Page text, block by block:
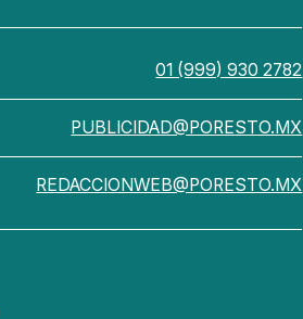
01 (999) 930 2782
PUBLICIDAD@PORESTO.MX
REDACCIONWEB@PORESTO.MX